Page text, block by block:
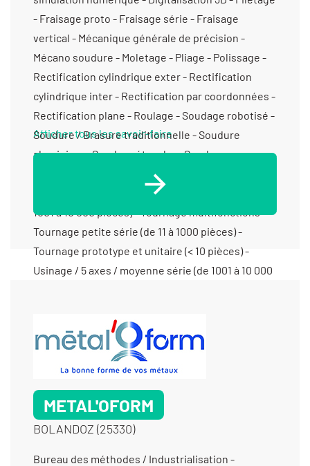
Afficher tous les savoir-faire
METAL'OFORM
BOLANDOZ (25330)
Bureau des méthodes / Industrialisation -